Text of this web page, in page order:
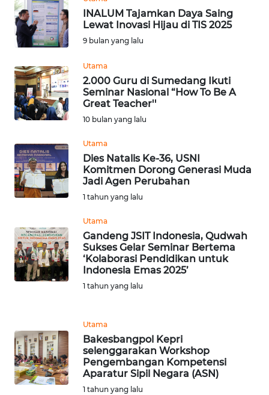
INALUM Tajamkan Daya Saing
Lewat Inovasi Hijau di TIS 2025
9 bulan yang lalu
Utama
2.000 Guru di Sumedang Ikuti
Seminar Nasional “How To Be A
Great Teacher''
10 bulan yang lalu
Utama
Dies Natalis Ke-36, USNI
Komitmen Dorong Generasi Muda
Jadi Agen Perubahan
1 tahun yang lalu
Utama
Gandeng JSIT Indonesia, Qudwah
Sukses Gelar Seminar Bertema
‘Kolaborasi Pendidikan untuk
Indonesia Emas 2025’
1 tahun yang lalu
Utama
Bakesbangpol Kepri
selenggarakan Workshop
Pengembangan Kompetensi
Aparatur Sipil Negara (ASN)
1 tahun yang lalu
OPINI
Informasi
INDEKS
BERITA
KONTAK
INFO
IKLAN
PEDOMAN
MEDIA
SIBER
KARIR
DISCLAIMER